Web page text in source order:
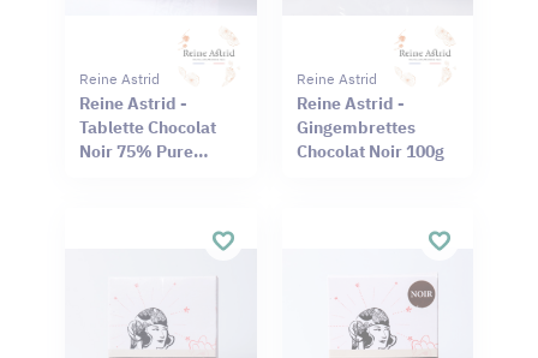
Reine Astrid
Reine Astrid -
Tablette Chocolat
Noir 75% Pure
Reine Astrid
Reine Astrid -
Gingembrettes
Chocolat Noir 100g